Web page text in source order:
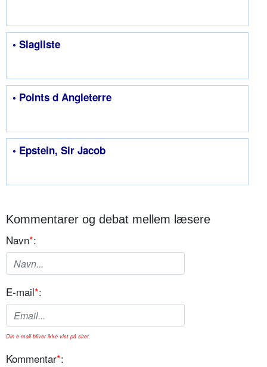
• Slagliste
• Points d Angleterre
• Epstein, Sir Jacob
Kommentarer og debat mellem læsere
Navn*:
E-mail*:
Din e-mail bliver ikke vist på sitet.
Kommentar*: